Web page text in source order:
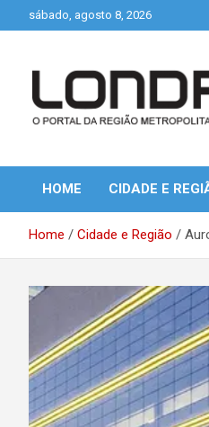
to
sábado, agosto 8, 2026
Londrix
HOME CIDADE E
Home Cidade e Região